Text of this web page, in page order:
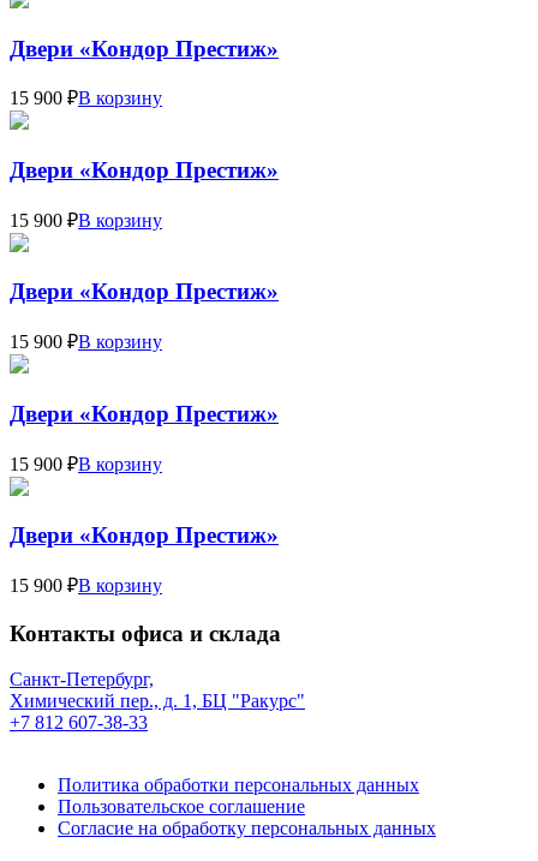
Двери «Кондор Престиж»
15 900 ₽В корзину
Двери «Кондор Престиж»
15 900 ₽В корзину
Двери «Кондор Престиж»
15 900 ₽В корзину
Двери «Кондор Престиж»
15 900 ₽В корзину
Двери «Кондор Престиж»
15 900 ₽В корзину
Контакты офиса и склада
Санкт-Петербург,
Химический пер., д. 1, БЦ "Ракурс"
+7 812 607-38-33
Политика обработки персональных данных
Пользовательское соглашение
Согласие на обработку персональных данных